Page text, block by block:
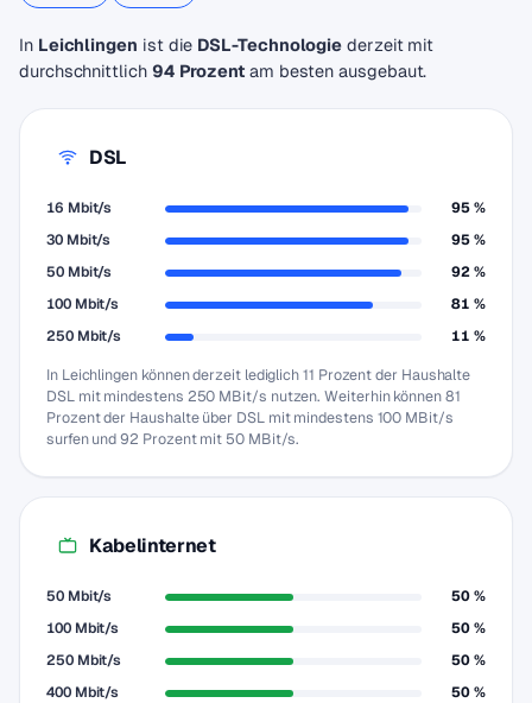
In Leichlingen ist die DSL-Technologie derzeit mit
durchschnittlich 94 Prozentam besten ausgebaut.
DSL
16 Mbit/s
95 %
30 Mbit/s
95 %
50 Mbit/s
92 %
100 Mbit/s
81 %
250 Mbit/s
11 %
In Leichlingen können derzeit lediglich 11 Prozent der Haushalte
DSL mit mindestens 250 MBit/s nutzen. Weiterhin können 81
Prozent der Haushalte über DSL mit mindestens 100 MBit/s
surfen und 92 Prozent mit 50 MBit/s.
Kabelinternet
50 Mbit/s
50 %
100 Mbit/s
50 %
250 Mbit/s
50 %
400 Mbit/s
50 %